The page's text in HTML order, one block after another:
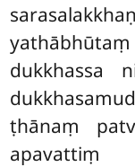
dukkhassa
ṭhānaṃ